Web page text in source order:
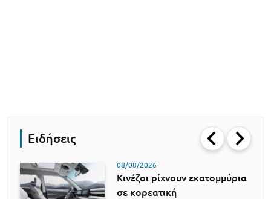
Ειδήσεις
08/08/2026
Κινέζοι ρίχνουν εκατομμύρια
σε κορεατική